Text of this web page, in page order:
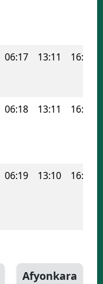
06:17 13:11 16:55
06:18 13:11 16:54
06:19 13:10 16:53
Afyonkara